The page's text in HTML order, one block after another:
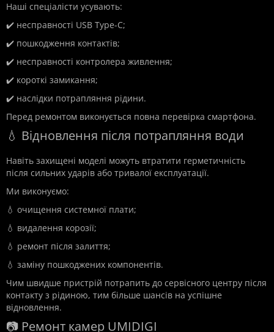
Наші спеціалісти усувають:
✔️ несправності USB Type-C;
✔️ пошкодження контактів;
✔️ несправності контролера живлення;
✔️ короткі замикання;
✔️ наслідки потрапляння рідини.
Перед ремонтом виконується повна перевірка смартфона.
💧 Відновлення після потрапляння води
Навіть захищені моделі можуть втратити герметичність
після сильних ударів або тривалої експлуатації.
Ми виконуємо:
💧 очищення системної плати;
💧 видалення корозії;
💧 ремонт після залиття;
💧 заміну пошкоджених компонентів.
Чим швидше пристрій потрапить до сервісного центру після
контакту з рідиною, тим більше шансів на успішне
відновлення.
📷 Ремонт камер UMIDIGI